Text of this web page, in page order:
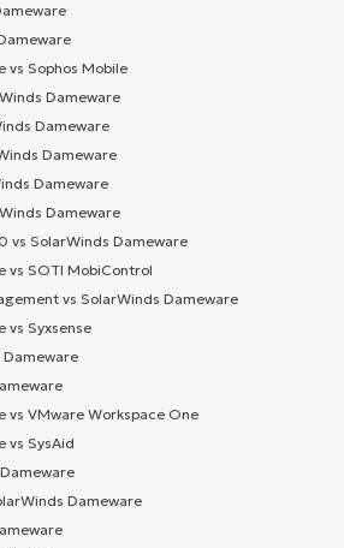
vs Sophos Mobile
Dameware
Dameware
Dameware
Dameware
Dameware
vs SolarWinds Dameware
vs SOTI MobiControl
vs SolarWinds Dameware
vs Syxsense
Dameware
vs VMware Workspace One
vs SysAid
Dameware